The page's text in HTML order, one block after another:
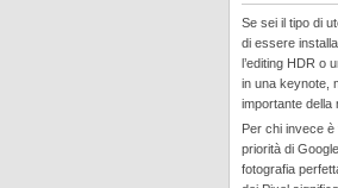
Se sei il tipo di
di essere
l’editing HDR o
in una keynote,
importante della
Per chi invece è
priorità di
fotografia